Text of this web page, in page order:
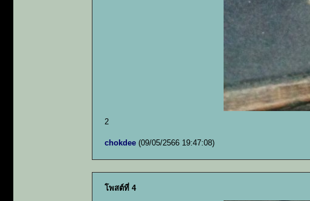
2
chokdee (09/05/2566 19:47:08)
โพสต์ที่ 4